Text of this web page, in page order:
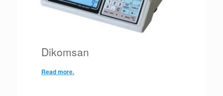
Dikomsan
Read more.